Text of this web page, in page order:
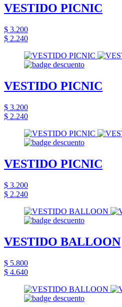
VESTIDO PICNIC
$ 3.200
$ 2.240
VESTIDO PICNIC
$ 3.200
$ 2.240
VESTIDO PICNIC
$ 3.200
$ 2.240
VESTIDO BALLOON
$ 5.800
$ 4.640